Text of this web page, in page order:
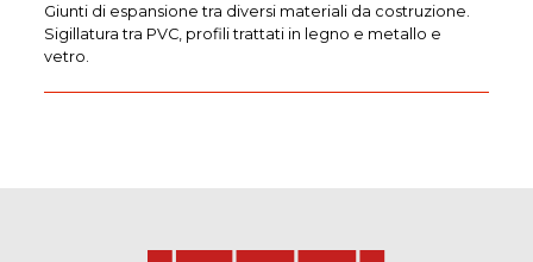
Giunti di espansione tra diversi materiali da costruzione.
Sigillatura tra PVC, profili trattati in legno e metallo e
vetro.